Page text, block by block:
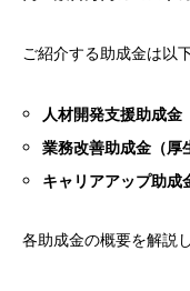
ご紹介する助成金は以
人材開発支援助成金
業務改善助成金（厚
キャリアアップ助成
各助成金の概要を解説し